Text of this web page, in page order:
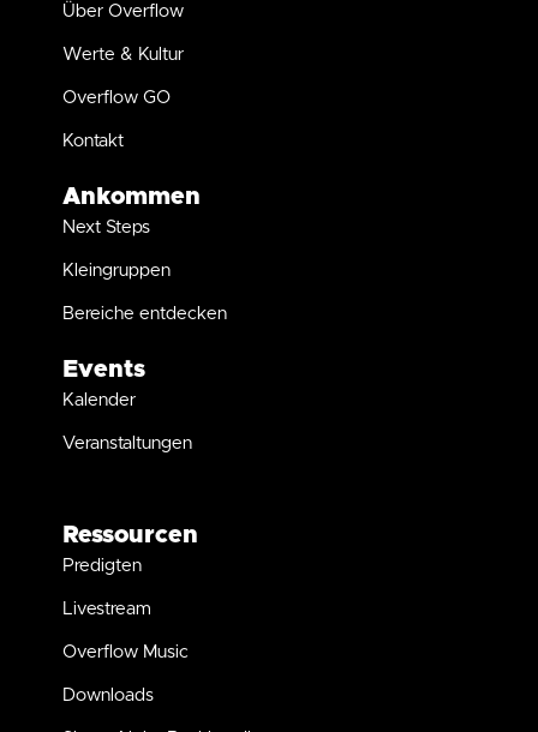
Über Overflow
Werte & Kultur
Overflow GO
Kontakt
Ankommen
Next Steps
Kleingruppen
Bereiche entdecken
Events
Kalender
Veranstaltungen
Ressourcen
Predigten
Livestream
Overflow Music
Downloads